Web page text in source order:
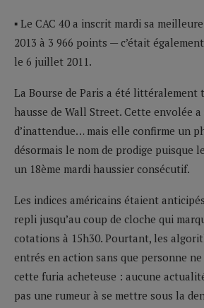
▪ Le CAC 40 a inscrit mardi sa
2013 à 3 966 points — c’était
le 6 juillet 2011.
La Bourse de Paris a été littéralement
hausse de Wall Street. Cette envolée
d’inattendue… mais elle confirme un
désormais le nom de prodige puisque
un 18ème mardi haussier consécutif.
Les indices américains étaient
repli jusqu’au coup de cloche qui
cotations à 15h30. Pourtant, les
entrés en action sans que personne
cette furia acheteuse : aucune
pas une rumeur à se mettre sous la